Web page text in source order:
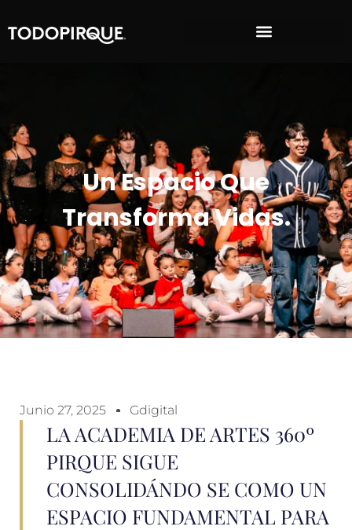
Un Espacio Que
Transforma Vidas.
Junio 27, 2025 Gdigital
LA ACADEMIA DE ARTES 360º
PIRQUE SIGUE
CONSOLIDÁNDO SE COMO UN
ESPACIO FUNDAMENTAL PARA